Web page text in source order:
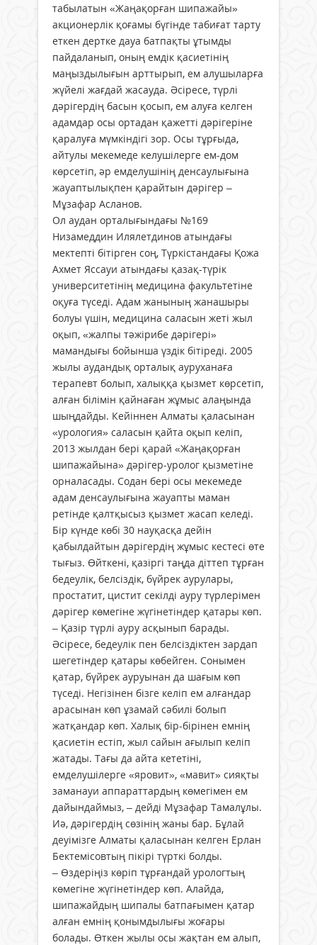
табылатын «Жаңақорған шипажайы»
акционерлік қоғамы бүгінде табиғат тарту
еткен дертке дауа батпақты ұтымды
пайдаланып, оның емдік қасиетінің
маңыздылығын арттырып, ем алушыларға
жүйелі жағдай жасауда. Әсіресе, түрлі
дәрігердің басын қосып, ем алуға келген
адамдар осы ортадан қажетті дәрігеріне
қаралуға мүмкіндігі зор. Осы тұрғыда,
айтулы мекемеде келушілерге ем-дом
көрсетіп, әр емделушінің денсаулығына
жауаптылықпен қарайтын дәрігер –
Мұзафар Асланов.
Ол аудан орталығындағы №169
Низамеддин Илялетдинов атындағы
мектепті бітірген соң, Түркістандағы Қожа
Ахмет Яссауи атындағы қазақ-түрік
университетінің медицина факультетіне
оқуға түседі. Адам жанының жанашыры
болуы үшін, медицина саласын жеті жыл
оқып, «жалпы тәжірибе дәрігері»
мамандығы бойынша үздік бітіреді. 2005
жылы аудандық орталық ауруханаға
терапевт болып, халыққа қызмет көрсетіп,
алған білімін қайнаған жұмыс алаңында
шыңдайды. Кейіннен Алматы қаласынан
«урология» саласын қайта оқып келіп,
2013 жылдан бері қарай «Жаңақорған
шипажайына» дәрігер-уролог қызметіне
орналасады. Содан бері осы мекемеде
адам денсаулығына жауапты маман
ретінде қалтқысыз қызмет жасап келеді.
Бір күнде көбі 30 науқасқа дейін
қабылдайтын дәрігердің жұмыс кестесі өте
тығыз. Өйткені, қазіргі таңда діттеп тұрған
бедеулік, белсіздік, бүйрек аурулары,
простатит, цистит секілді ауру түрлерімен
дәрігер көмегіне жүгінетіндер қатары көп.
– Қазір түрлі ауру асқынып барады.
Әсіресе, бедеулік пен белсіздіктен зардап
шегетіндер қатары көбейген. Сонымен
қатар, бүйрек ауруынан да шағым көп
түседі. Негізінен бізге келіп ем алғандар
арасынан көп ұзамай сәбилі болып
жатқандар көп. Халық бір-бірінен емнің
қасиетін естіп, жыл сайын ағылып келіп
жатады. Тағы да айта кететіні,
емделушілерге «яровит», «мавит» сияқты
заманауи аппараттардың көмегімен ем
дайындаймыз, – дейді Мұзафар Тамалұлы.
Иә, дәрігердің сөзінің жаны бар. Бұлай
деуімізге Алматы қаласынан келген Ерлан
Бектемісовтың пікірі түрткі болды.
– Өздеріңіз көріп тұрғандай урологтың
көмегіне жүгінетіндер көп. Алайда,
шипажайдың шипалы батпағымен қатар
алған емнің қонымдылығы жоғары
болады. Өткен жылы осы жақтан ем алып,